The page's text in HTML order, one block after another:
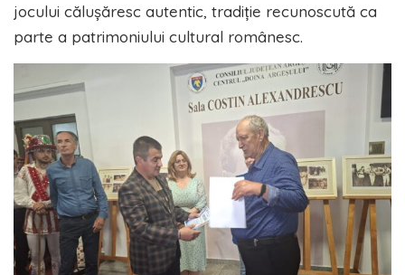
jocului călușăresc autentic, tradiție recunoscută ca
parte a patrimoniului cultural românesc.